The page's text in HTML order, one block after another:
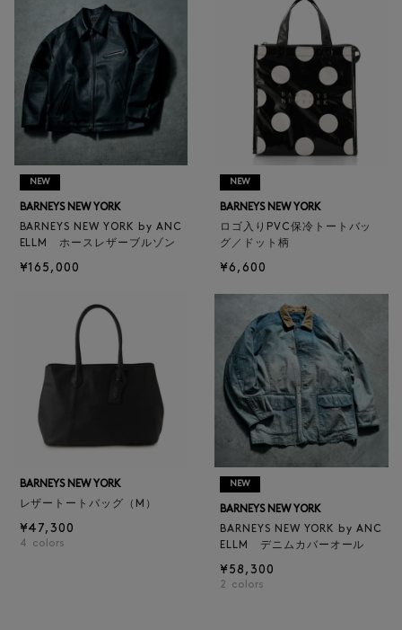
NEW
BARNEYS NEW YORK
BARNEYS NEW YORK by ANC
ELLM ホースレザーブルゾン
¥165,000
NEW
BARNEYS NEW YORK
ロゴ入りPVC保冷トートバッ
グ／ドット柄
¥6,600
BARNEYS NEW YORK
レザートートバッグ（M）
¥47,300
4 colors
NEW
BARNEYS NEW YORK
BARNEYS NEW YORK by ANC
ELLM デニムカバーオール
¥58,300
2 colors